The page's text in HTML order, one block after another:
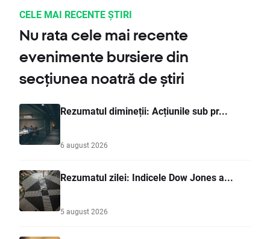
CELE MAI RECENTE ȘTIRI
Nu rata cele mai recente
evenimente bursiere din
secțiunea noatră de știri
Rezumatul dimineții: Acțiunile sub pr...
6 august 2026
Rezumatul zilei: Indicele Dow Jones a...
5 august 2026